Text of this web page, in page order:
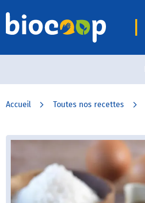
Accueil Toutes nos recettes